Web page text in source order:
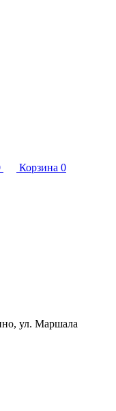
Корзина 0
ул. Маршала